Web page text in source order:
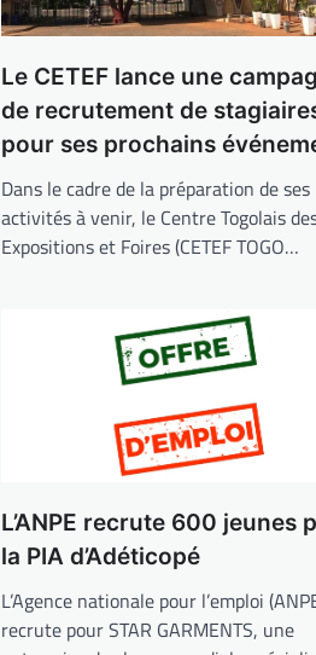
Le CETEF lance une
de recrutement de
pour ses prochains
Dans le cadre de la préparation de ses
activités à venir, le Centre Togolais
Expositions et Foires (CETEF TOGO…
L’ANPE recrute 600 jeunes
la PIA d’Adéticopé
L’Agence nationale pour l’emploi
recrute pour STAR GARMENTS, une